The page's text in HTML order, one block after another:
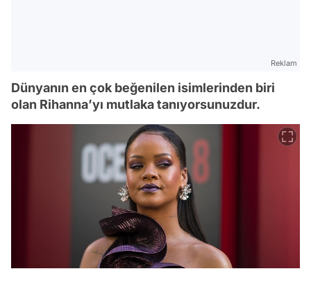
Reklam
Dünyanın en çok beğenilen isimlerinden biri
olan Rihanna’yı mutlaka tanıyorsunuzdur.